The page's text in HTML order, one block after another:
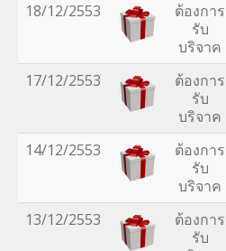
18/12/2553
ต้องการ
รับ
บริจาค
17/12/2553
ต้องการ
รับ
บริจาค
14/12/2553
ต้องการ
รับ
บริจาค
13/12/2553
ต้องการ
รับ